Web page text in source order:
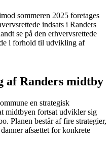
sommeren 2025 foretages
indsats i Randers
se på den erhvervsrettede
i forhold til udvikling af
af Randers midtby
en strategisk
midtbyen fortsat udvikler sig
Planen består af fire strategier,
afsættet for konkrete